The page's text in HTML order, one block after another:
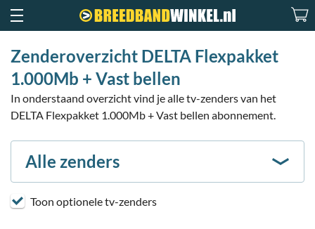
Zenderoverzicht DELTA Flexpakket
1.000Mb + Vast bellen
In onderstaand overzicht vind je alle tv-zenders van het
DELTA Flexpakket 1.000Mb + Vast bellen abonnement.
Alle zenders
Toon optionele tv-zenders